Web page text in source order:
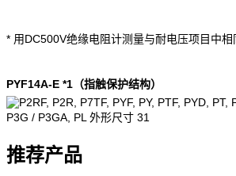
* 用DC500V绝缘电阻计测量与耐电压项目中相
PYF14A-E *1（指触保护结构）
推荐产品